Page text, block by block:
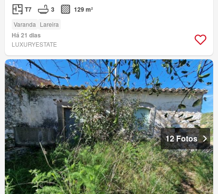
T7 3 129 m²
Varanda Lareira
Há 21 dias
LUXURYESTATE
12 Fotos